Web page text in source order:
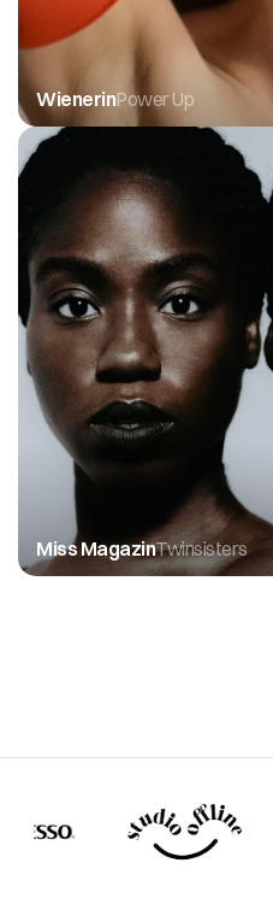
WienerinPower Up
Miss MagazinTwinsisters